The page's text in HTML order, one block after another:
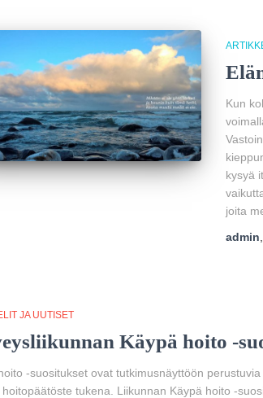
Kun
kysyä
joita
admin
JA UUTISET
Käypä hoito -
-suositukset ovat tutkimusnäyttöön
hoitopäätöste tukena. Liikunnan Käypä hoito -